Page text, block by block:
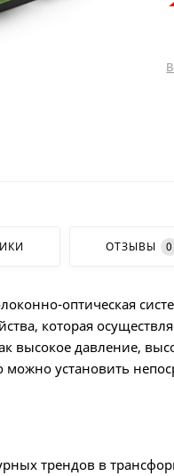
ОТЗЫВЫ 0
оптическая
которая
высокое давление,
установить
трендов в